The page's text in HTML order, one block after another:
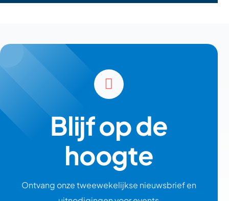
Blijf op de
hoogte
Ontvang onze tweewekelijkse nieuwsbrief en